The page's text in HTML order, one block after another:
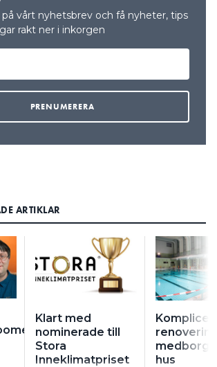
vårt nyhetsbrev och få nyheter, tips
rakt ner i inkorgen
ARTIKLAR
Klart med
nominerade till
Stora
Inneklimatpriset
hus